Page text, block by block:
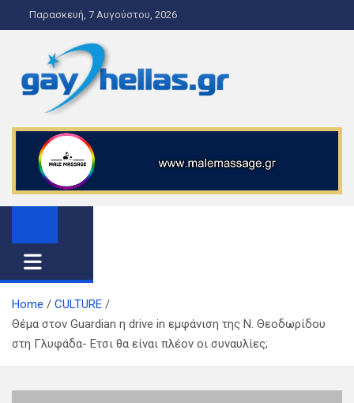
k
e
Παρασκευή, 7 Αυγούστου, 2026
gayhellas.gr – lgbt news and
guide
lgbt news & guide
Home
CULTURE
Θέμα στον Guardian η drive in εμφάνιση της Ν. Θεοδωρίδου
στη Γλυφάδα- Eτσι θα είναι πλέον οι συναυλίες;